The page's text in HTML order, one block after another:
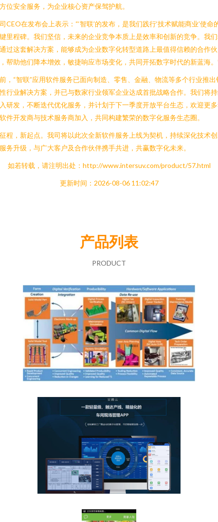
位安全服务，为企业核心资产保驾护航。
CEO在发布会上表示：“‘智联’的发布，是我们践行‘技术赋能商业’使命
里程碑。我们坚信，未来的企业竞争本质上是效率和创新的竞争。我
过这套解决方案，能够成为企业数字化转型道路上最值得信赖的合作伙
帮助他们降本增效，敏捷响应市场变化，共同开拓数字时代的新蓝海。
，“智联”应用软件服务已面向制造、零售、金融、物流等多个行业推出
行业解决方案，并已与数家行业领军企业达成首批战略合作。我们将
研发，不断迭代优化服务，并计划于下一季度开放平台生态，欢迎更
件开发商与技术服务商加入，共同构建繁荣的数字化服务生态圈。
程，新起点。我司将以此次全新软件服务上线为契机，持续深化技术
务升级，与广大客户及合作伙伴携手共进，共赢数字化未来。
如若转载，请注明出处：http://www.intersuv.com/product/57.html
更新时间：2026-08-06 11:02:47
产品列表
PRODUCT